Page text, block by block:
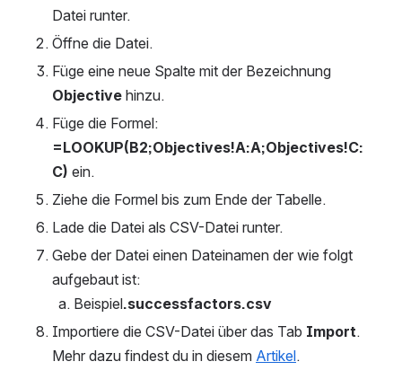
Datei runter.
Öffne die Datei.
Objective hinzu.
Füge die Formel:
=LOOKUP(B2;Objectives!A:A;Objectives!C:
C) ein.
Ziehe die Formel bis zum Ende der Tabelle.
Lade die Datei als CSV-Datei runter.
Gebe der Datei einen Dateinamen der wie folgt
aufgebaut ist:
Beispiel.successfactors.csv
Importiere die CSV-Datei über das Tab Import.
Mehr dazu findest du in diesem Artikel.